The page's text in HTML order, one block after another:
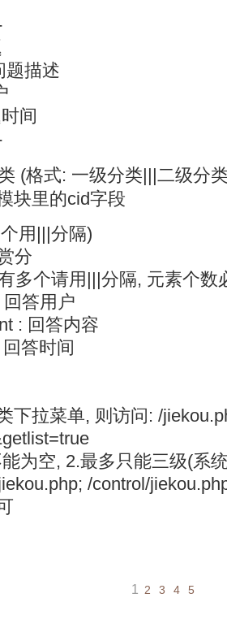
题描述
间
(格式: 一级分类|||二级分
块里的cid字段
用|||分隔)
分
多个请用|||分隔, 元素个数
答用户
: 回答内容
答时间
下拉菜单, 则访问: /
为空, 2.最多只能三级(系
/control/
1 2 3 4 5